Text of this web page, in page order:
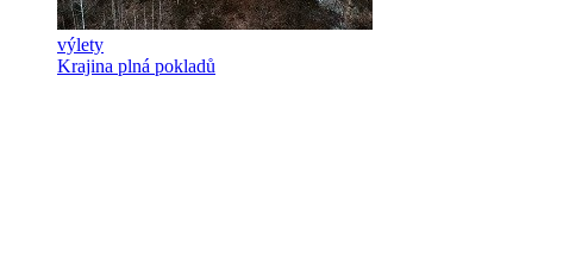
výlety
Krajina plná pokladů